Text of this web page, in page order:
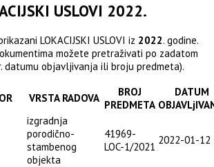
USLOVI 2022.
LOKACIJSKI USLOVI iz 2022. godine.
možete pretraživati po zadatom
datumu objavljivanja ili broju predmeta).
VRSTA RADOVA
BROJ
PREDMETA
DATUM
izgradnja
porodično-
stambenog
objekta
41969-
LOC-1/2021
2022-01-12